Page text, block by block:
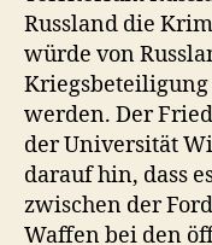
Russland die
würde von
Kriegsbeteiligung
werden. Der
der Universität
darauf hin, dass
zwischen der
Waffen bei den